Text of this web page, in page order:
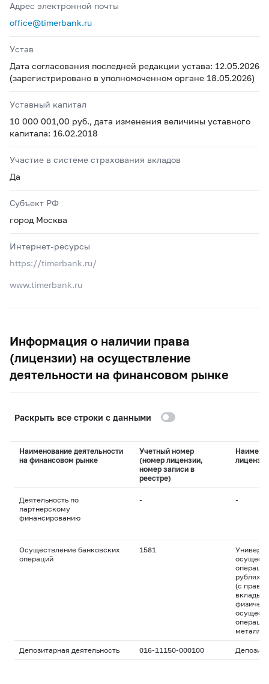
Адрес электронной почты
office@timerbank.ru
Устав
Дата согласования последней редакции устава: 12.05.2026
(зарегистрировано в уполномоченном органе 18.05.2026)
Уставный капитал
10 000 001,00 руб., дата изменения величины уставного
капитала: 16.02.2018
Участие в системе страхования вкладов
Да
Субъект РФ
город Москва
Интернет-ресурсы
https://timerbank.ru/
www.timerbank.ru
Информация о наличии права
(лицензии) на осуществление
деятельности на финансовом рынке
Раскрыть все строки с данными
Наименование деятельности
на финансовом рынке
Учетный номер
(номер лицензии,
номер записи в
реестре)
лицензии
Деятельность по
партнерскому
финансированию
- -
Осуществление банковских
операций
1581
рублях и
(с
вклады
Депозитарная деятельность 016-11150-000100